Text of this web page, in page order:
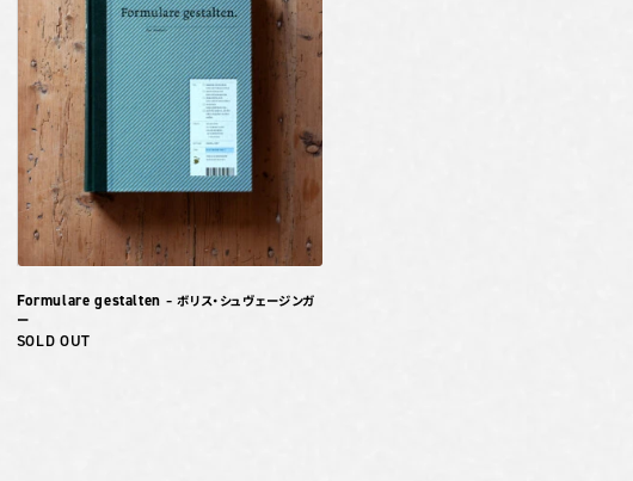
Formulare gestalten – ボリス・シュヴェージンガ
ー
SOLD OUT